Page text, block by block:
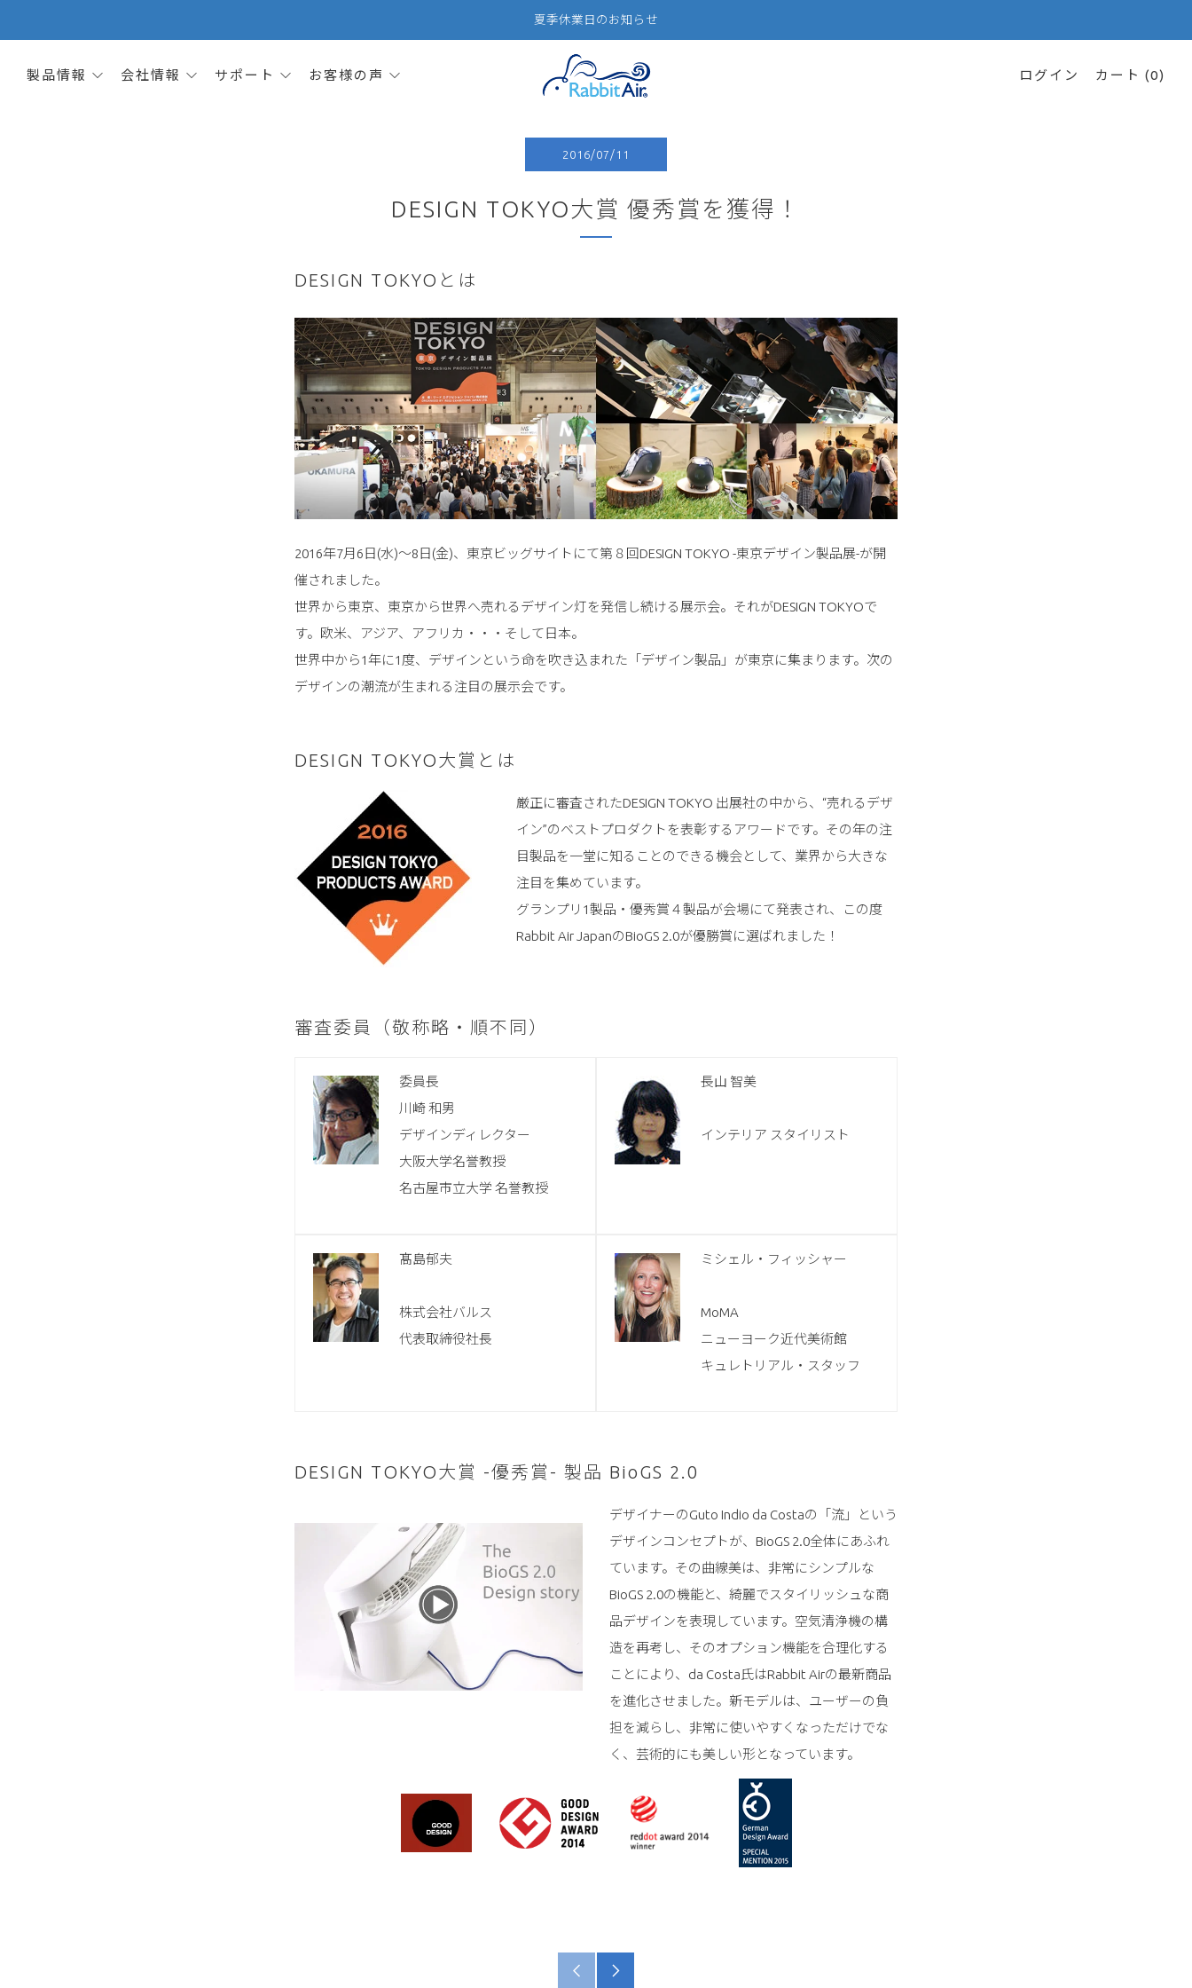
夏季休業日のお知らせ
製品情報 会社情報 サポート お客様の声 ログイン カート (0)
DESIGN TOKYO大賞 優秀賞を獲得！
2016/07/11
DESIGN TOKYOとは
2016年7月6日(水)～8日(金)、東京ビッグサイトにて第８回DESIGN TOKYO -東京デザイン製品展-が開
催されました。
世界から東京、東京から世界へ売れるデザイン灯を発信し続ける展示会。それがDESIGN TOKYOで
す。欧米、アジア、アフリカ・・・そして日本。
世界中から1年に1度、デザインという命を吹き込まれた「デザイン製品」が東京に集まります。次の
デザインの潮流が生まれる注目の展示会です。
DESIGN TOKYO大賞とは
厳正に審査されたDESIGN TOKYO 出展社の中から、“売れるデザ
イン”のベストプロダクトを表彰するアワードです。その年の注
目製品を一堂に知ることのできる機会として、業界から大きな
注目を集めています。
グランプリ1製品・優秀賞４製品が会場にて発表され、この度
Rabbit Air JapanのBioGS 2.0が優勝賞に選ばれました！
審査委員（敬称略・順不同）
委員長
川崎 和男
デザインディレクター
大阪大学名誉教授
名古屋市立大学 名誉教授
長山 智美
インテリア スタイリスト
髙島郁夫
株式会社バルス
代表取締役社長
ミシェル・フィッシャー
MoMA
ニューヨーク近代美術館
キュレトリアル・スタッフ
DESIGN TOKYO大賞 -優秀賞- 製品 BioGS 2.0
デザイナーのGuto Indio da Costaの「流」という
デザインコンセプトが、BioGS 2.0全体にあふれ
ています。その曲線美は、非常にシンプルな
BioGS 2.0の機能と、綺麗でスタイリッシュな商
品デザインを表現しています。空気清浄機の構
造を再考し、そのオプション機能を合理化する
ことにより、da Costa氏はRabbit Airの最新商品
を進化させました。新モデルは、ユーザーの負
担を減らし、非常に使いやすくなっただけでな
く、芸術的にも美しい形となっています。